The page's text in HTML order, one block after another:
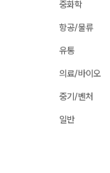
중화학
항공/물류
유통
의료/바이오
중기/벤처
일반